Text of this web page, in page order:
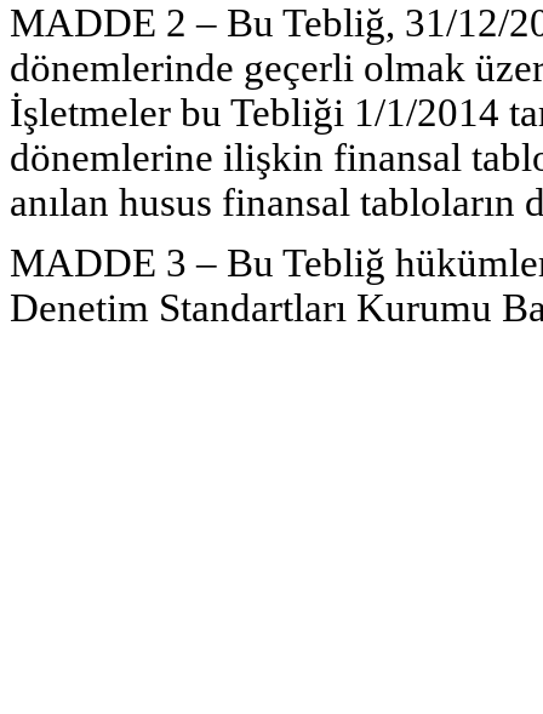
MADDE 2 – Bu Tebliğ, 31/12/
dönemlerinde geçerli olmak
İşletmeler bu Tebliği 1/1/2014
dönemlerine ilişkin finansal
anılan husus finansal tabloların
MADDE 3 – Bu Tebliğ
Denetim Standartları Kurumu